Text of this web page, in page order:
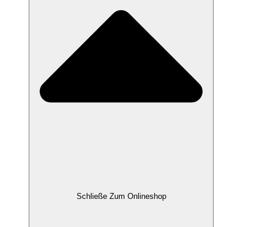
Schließe Zum Onlineshop